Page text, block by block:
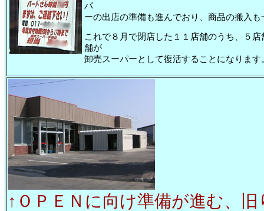
パ
ーの出店の準備も進んでおり、商品の搬入
これで８月で閉店した１１店舗のうち、５
舗が
卸売スーパーとして復活することになります
↑ＯＰＥＮに向け準備が進む、旧